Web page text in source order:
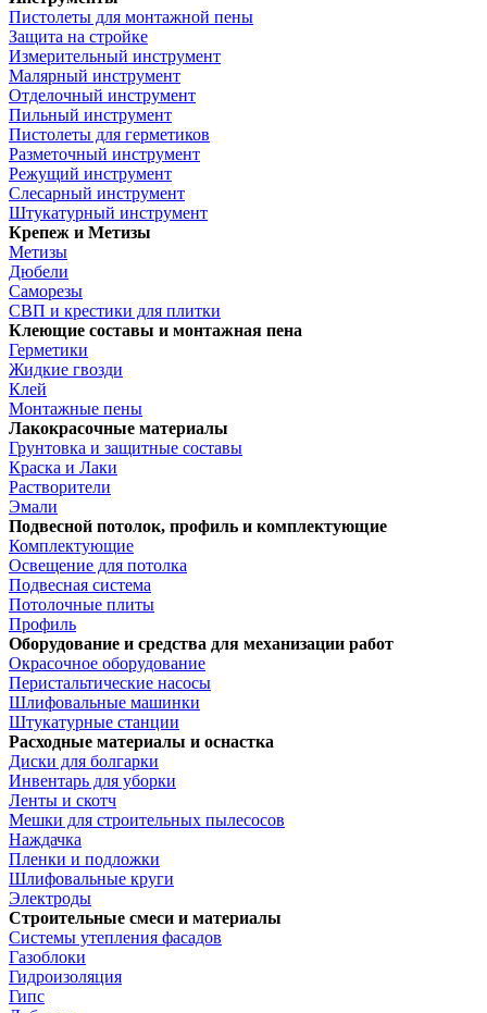
Пистолеты для монтажной пены
Защита на стройке
Измерительный инструмент
Малярный инструмент
Отделочный инструмент
Пильный инструмент
Пистолеты для герметиков
Разметочный инструмент
Режущий инструмент
Слесарный инструмент
Штукатурный инструмент
Крепеж и Метизы
Метизы
Дюбели
Саморезы
СВП и крестики для плитки
Клеющие составы и монтажная пена
Герметики
Жидкие гвозди
Клей
Монтажные пены
Лакокрасочные материалы
Грунтовка и защитные составы
Краска и Лаки
Растворители
Эмали
Подвесной потолок, профиль и комплектующие
Комплектующие
Освещение для потолка
Подвесная система
Потолочные плиты
Профиль
Оборудование и средства для механизации работ
Окрасочное оборудование
Перистальтические насосы
Шлифовальные машинки
Штукатурные станции
Расходные материалы и оснастка
Диски для болгарки
Инвентарь для уборки
Ленты и скотч
Мешки для строительных пылесосов
Наждачка
Пленки и подложки
Шлифовальные круги
Электроды
Строительные смеси и материалы
Системы утепления фасадов
Газоблоки
Гидроизоляция
Гипс